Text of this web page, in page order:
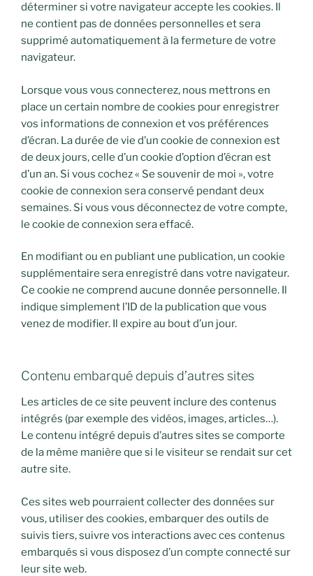
déterminer si votre navigateur accepte les cookies. Il
ne contient pas de données personnelles et sera
supprimé automatiquement à la fermeture de votre
navigateur.
Lorsque vous vous connecterez, nous mettrons en
place un certain nombre de cookies pour enregistrer
vos informations de connexion et vos préférences
d’écran. La durée de vie d’un cookie de connexion est
de deux jours, celle d’un cookie d’option d’écran est
d’un an. Si vous cochez « Se souvenir de moi », votre
cookie de connexion sera conservé pendant deux
semaines. Si vous vous déconnectez de votre compte,
le cookie de connexion sera effacé.
En modifiant ou en publiant une publication, un cookie
supplémentaire sera enregistré dans votre navigateur.
Ce cookie ne comprend aucune donnée personnelle. Il
indique simplement l’ID de la publication que vous
venez de modifier. Il expire au bout d’un jour.
Contenu embarqué depuis d’autres sites
Les articles de ce site peuvent inclure des contenus
intégrés (par exemple des vidéos, images, articles…).
Le contenu intégré depuis d’autres sites se comporte
de la même manière que si le visiteur se rendait sur cet
autre site.
Ces sites web pourraient collecter des données sur
vous, utiliser des cookies, embarquer des outils de
suivis tiers, suivre vos interactions avec ces contenus
embarqués si vous disposez d’un compte connecté sur
leur site web.